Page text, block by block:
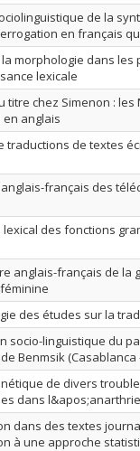
de la
en français
morphologie dans les
lexicale
titre chez Simenon : les
anglais
traductions de textes
français des
lexical des fonctions
anglais-français de la
des études sur la
socio-linguistique du
Benmsik (Casablanca
de divers
dans l&apos;anarthrie
dans des textes
à une approche